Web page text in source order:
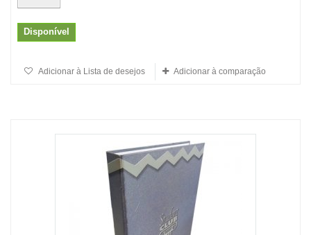
Disponível
Adicionar à Lista de desejos Adicionar à comparação